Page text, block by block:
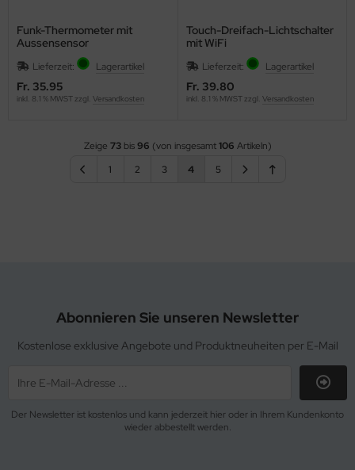
Funk-Thermometer mit
Aussensensor
Lieferzeit: Lagerartikel
Fr. 35.95
inkl. 8.1 % MWST zzgl. Versandkosten
Touch-Dreifach-Lichtschalter
mit WiFi
Lieferzeit: Lagerartikel
Fr. 39.80
inkl. 8.1 % MWST zzgl. Versandkosten
Zeige 73bis96 (von insgesamt106 Artikeln)
1
2 3 4 5
Abonnieren Sie unseren Newsletter
Kostenlose exklusive Angebote und Produktneuheiten per E-Mail
Der Newsletter ist kostenlos und kann jederzeit hier oder in Ihrem Kundenkonto
wieder abbestellt werden.